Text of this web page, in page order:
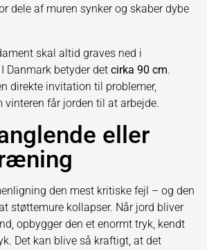
dele af muren synker og skaber dybe
skal altid graves ned i
Danmark betyder det cirka 90 cm.
direkte invitation til problemer,
vinteren får jorden til at arbejde.
eller
den mest kritiske fejl – og den
støttemure kollapser. Når jord bliver
opbygger den et enormt tryk, kendt
Det kan blive så kraftigt, at det